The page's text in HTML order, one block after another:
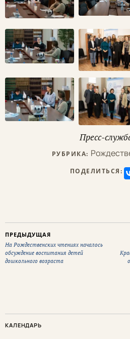
Пресс-
РУБРИКА:
ПОДЕЛИТЬСЯ:
ПРЕДЫДУЩАЯ
На Рождественских чтениях началось
обсуждение воспитания детей
дошкольного возраста
КАЛЕНДАРЬ